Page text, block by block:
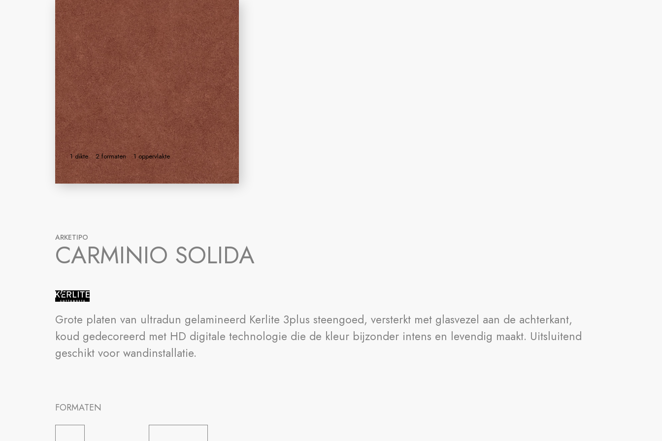
1 dikte 2 formaten 1 oppervlakte
ARKETIPO
CARMINIO SOLIDA
Grote platen van ultradun gelamineerd Kerlite 3plus steengoed, versterkt met glasvezel aan de achterkant,
koud gedecoreerd met HD digitale technologie die de kleur bijzonder intens en levendig maakt. Uitsluitend
geschikt voor wandinstallatie.
FORMATEN